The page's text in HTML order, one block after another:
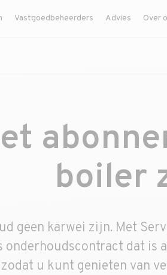
Vastgoedbeheerders Advies Over
boiler
geen karwei zijn. Met
dat is
u kunt genieten van